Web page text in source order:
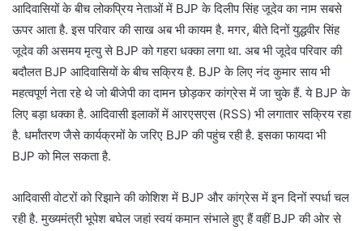
आदिवासियों के बीच लोकप्रिय नेताओं में BJP के दिलीप सिंह जूदेव का नाम सबसे
ऊपर आता है. इस परिवार की साख अब भी कायम है. मगर, बीते दिनों युद्धवीर सिंह
जूदेव की असमय मृत्यु से BJP को गहरा धक्का लगा था. अब भी जूदेव परिवार की
बदौलत BJP आदिवासियों के बीच सक्रिय है. BJP के लिए नंद कुमार साय भी
महत्वपूर्ण नेता रहे थे जो बीजेपी का दामन छोड़कर कांग्रेस में जा चुके हैं. ये BJP के
लिए बड़ा धक्का है. आदिवासी इलाकों में आरएसएस (RSS) भी लगातार सक्रिय रहा
है. धर्मांतरण जैसे कार्यक्रमों के जरिए BJP की पहुंच रही है. इसका फायदा भी
BJP को मिल सकता है.
आदिवासी वोटरों को रिझाने की कोशिश में BJP और कांग्रेस में इन दिनों स्पर्धा चल
रही है. मुख्यमंत्री भूपेश बघेल जहां स्वयं कमान संभाले हुए हैं वहीं BJP की ओर से